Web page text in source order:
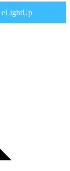
eLightUp